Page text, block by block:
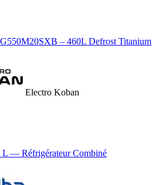
– 460L Defrost Titanium
Electro Koban
— Réfrigérateur Combiné